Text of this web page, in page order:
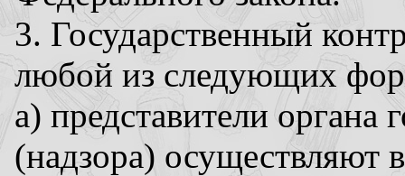
3. Государственный
любой из следующих
а) представители органа
(надзора) осуществляют